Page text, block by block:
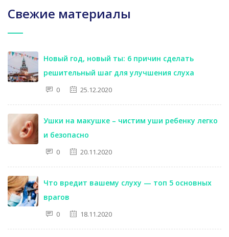
Свежие материалы
Новый год, новый ты: 6 причин сделать
решительный шаг для улучшения слуха
0 25.12.2020
Ушки на макушке – чистим уши ребенку легко
и безопасно
0 20.11.2020
Что вредит вашему слуху — топ 5 основных
врагов
0 18.11.2020